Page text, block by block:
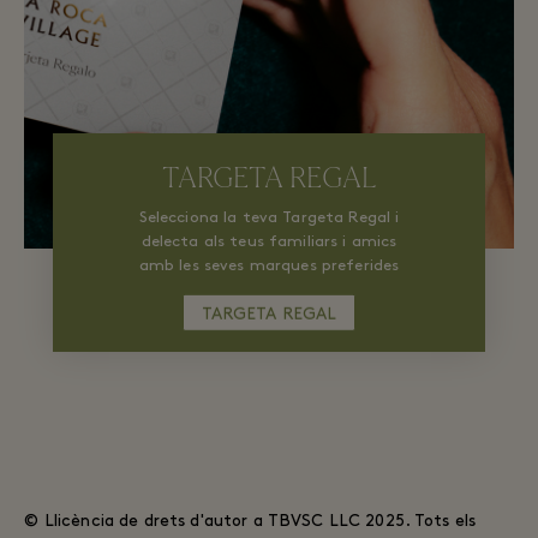
TARGETA REGAL
Selecciona la teva Targeta Regal i
delecta als teus familiars i amics
amb les seves marques preferides
sobre el preu original.
TARGETA REGAL
© Llicència de drets d'autor a TBVSC LLC 2025. Tots els